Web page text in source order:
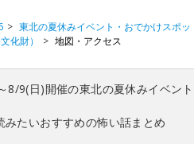
東北の夏休みイベント・おでかけスポッ
化財）
地図・アクセス
8/9(日)開催の東北の夏休みイベン
みたいおすすめの怖い話まとめ